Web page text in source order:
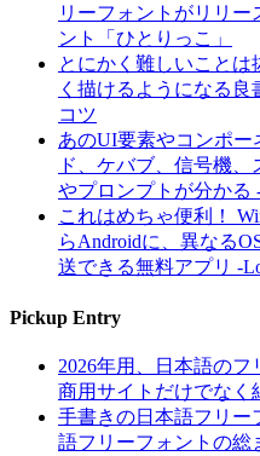
リーフォントがリリ
ント「ひとりっこ」
とにかく難しいことは
く描けるようになる良
コツ
あのUI要素やコンポー
ド、ケバブ、信号機
やプロンプトが分かる
これはめちゃ便利！
らAndroidに、異なる
送できる無料アプリ -
Pickup Entry
2026年用、日本語の
商用サイトだけでなく
手書きの日本語フリー
語フリーフォントの総